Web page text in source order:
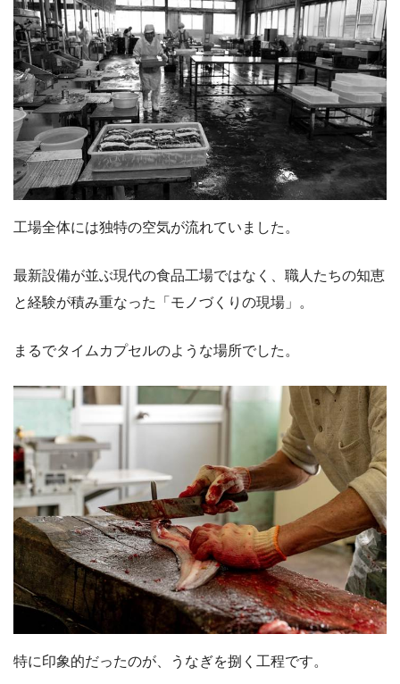
工場全体には独特の空気が流れていました。
最新設備が並ぶ現代の食品工場ではなく、職人たちの知恵
と経験が積み重なった「モノづくりの現場」。
まるでタイムカプセルのような場所でした。
特に印象的だったのが、うなぎを捌く工程です。